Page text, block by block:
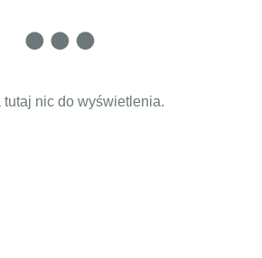
tutaj nic do wyświetlenia.